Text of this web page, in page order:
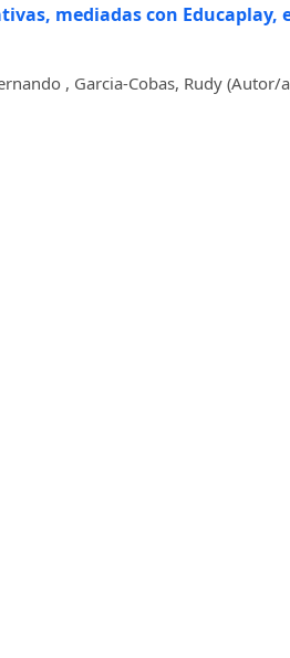
mediadas con Educaplay,
, Garcia-Cobas, Rudy (Autor/